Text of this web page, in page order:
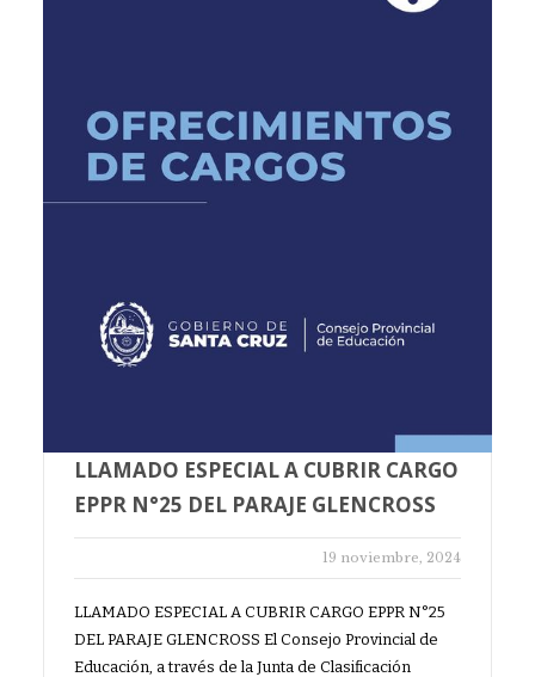
LLAMADO ESPECIAL A CUBRIR CARGO
EPPR N°25 DEL PARAJE GLENCROSS
19 noviembre, 2024
LLAMADO ESPECIAL A CUBRIR CARGO EPPR N°25
DEL PARAJE GLENCROSS El Consejo Provincial de
Educación, a través de la Junta de Clasificación